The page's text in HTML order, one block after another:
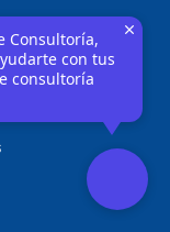
Consultoría,
con tus
consultoría